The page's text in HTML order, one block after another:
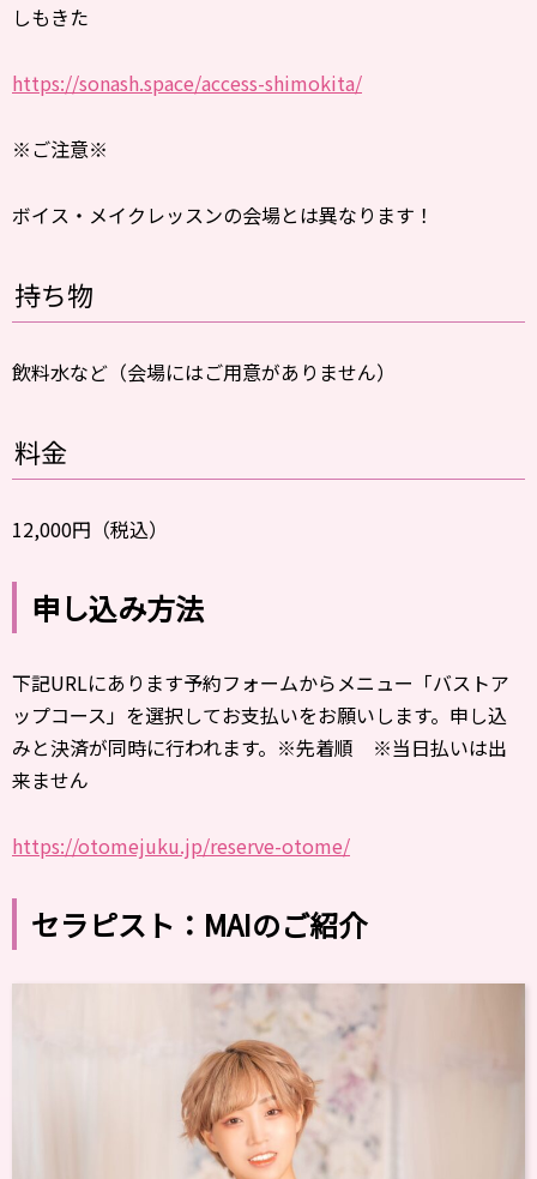
しもきた
https://sonash.space/access-shimokita/
※ご注意※
ボイス・メイクレッスンの会場とは異なります！
持ち物
飲料水など（会場にはご用意がありません）
料金
12,000円（税込）
申し込み方法
下記URLにあります予約フォームからメニュー「バストア
ップコース」を選択してお支払いをお願いします。申し込
みと決済が同時に行われます。※先着順 ※当日払いは出
来ません
https://otomejuku.jp/reserve-otome/
セラピスト：MAIのご紹介